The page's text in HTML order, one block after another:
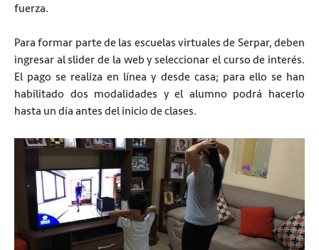
fuerza.
Para formar parte de las escuelas virtuales de Serpar, deben
ingresar al slider de la web y seleccionar el curso de interés.
El pago se realiza en línea y desde casa; para ello se han
habilitado dos modalidades y el alumno podrá hacerlo
hasta un día antes del inicio de clases.